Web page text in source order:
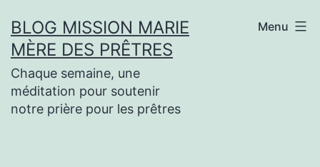
au
contenu
BLOG MISSION MARIE
MÈRE DES PRÊTRES
Chaque semaine, une
méditation pour soutenir
notre prière pour les prêtres
Menu